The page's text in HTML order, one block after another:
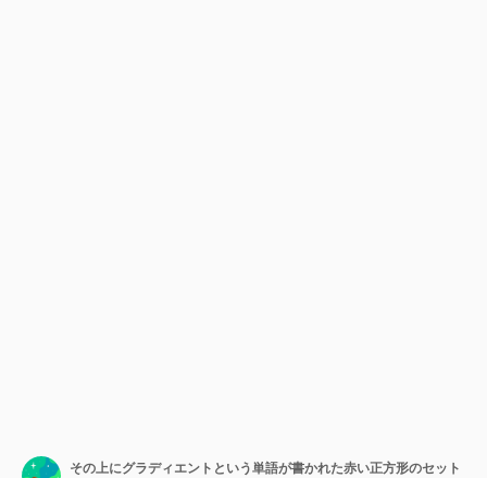
その上にグラディエントという単語が書かれた赤い正方形のセット